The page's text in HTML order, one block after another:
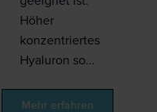
Höher
konzentriertes
Hyaluron so…
Mehr erfahren